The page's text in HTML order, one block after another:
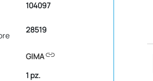
104097
28519
GIMAlink
1 pz.